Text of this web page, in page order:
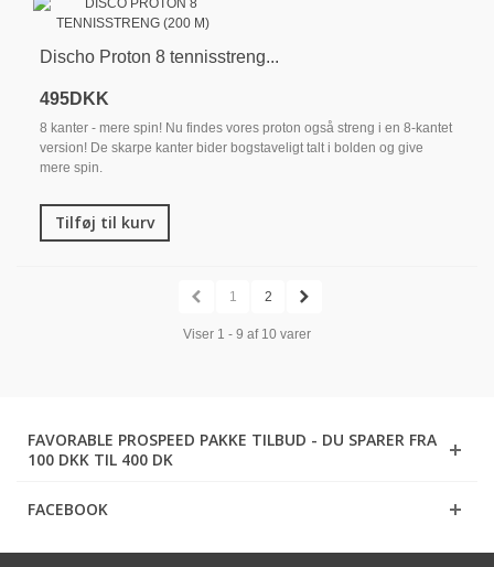
Discho Proton 8 tennisstreng...
495DKK
8 kanter - mere spin! Nu findes vores proton også streng i en 8-kantet
version! De skarpe kanter bider bogstaveligt talt i bolden og give
mere spin.
Tilføj til kurv
1 2
Viser 1 - 9 af 10 varer
FAVORABLE PROSPEED PAKKE TILBUD - DU SPARER FRA
100 DKK TIL 400 DK
FACEBOOK